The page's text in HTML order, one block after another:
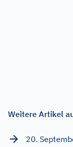
Weitere Artikel
20.